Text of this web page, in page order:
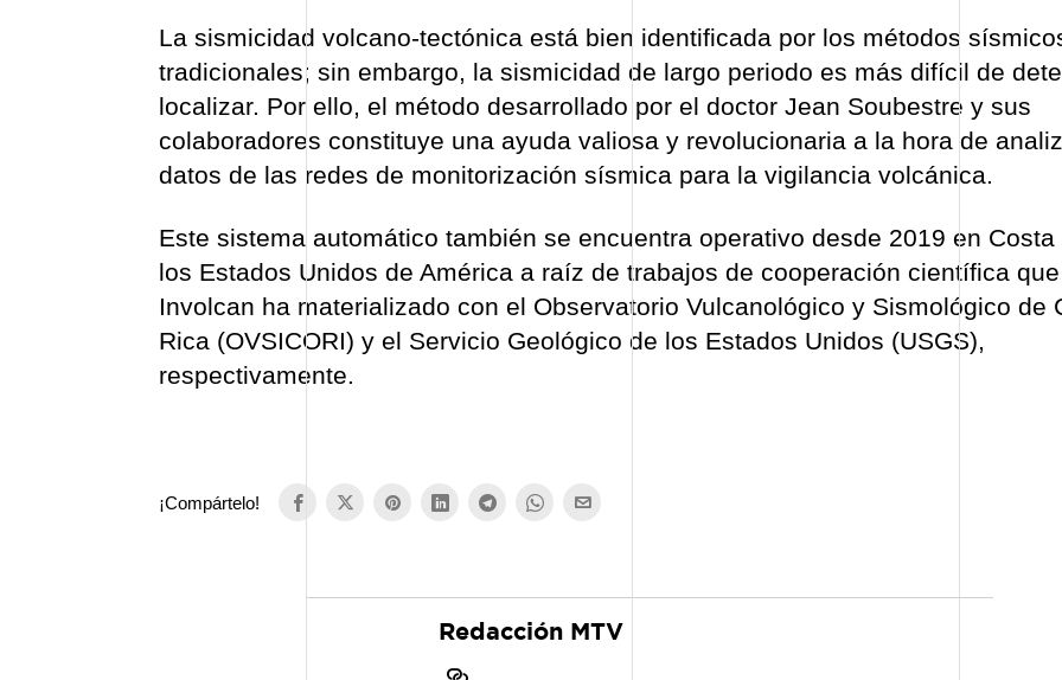
La sismicidad volcano-tectónica está bien identificada por los métodos
tradicionales; sin embargo, la sismicidad de largo periodo es más difícil de
localizar. Por ello, el método desarrollado por el doctor Jean Soubestre y sus
colaboradores constituye una ayuda valiosa y revolucionaria a la hora de
datos de las redes de monitorización sísmica para la vigilancia volcánica.
Este sistema automático también se encuentra operativo desde 2019 en Costa
los Estados Unidos de América a raíz de trabajos de cooperación científica
Involcan ha materializado con el Observatorio Vulcanológico y Sismológico de
Rica (OVSICORI) y el Servicio Geológico de los Estados Unidos (USGS),
respectivamente.
¡Compártelo!
Redacción MTV